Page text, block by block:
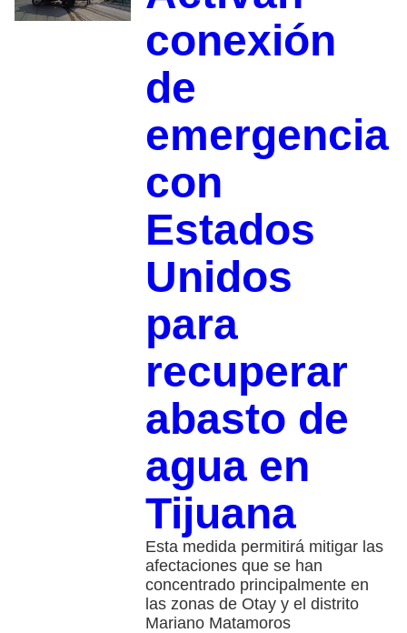
conexión
de
emergencia
con
Estados
Unidos
para
recuperar
abasto de
agua en
Tijuana
Esta medida permitirá mitigar las
afectaciones que se han
concentrado principalmente en
las zonas de Otay y el distrito
Mariano Matamoros